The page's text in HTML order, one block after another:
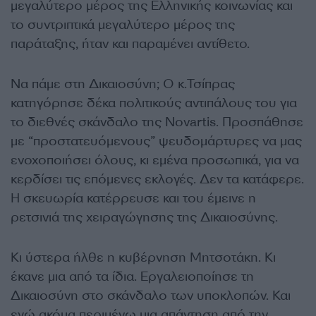
μεγαλύτερο μέρος της Ελληνικής κοινωνίας και
το συντριπτικά μεγαλύτερο μέρος της
παράταξης, ήταν και παραμένει αντίθετο.
Να πάμε στη Δικαιοσύνη; Ο κ.Τσίπρας
κατηγόρησε δέκα πολιτικούς αντιπάλους του για
το διεθνές σκάνδαλο της Novartis. Προσπάθησε
με “προστατευόμενους” ψευδομάρτυρες να μας
ενοχοποιήσει όλους, κι εμένα προσωπικά, για να
κερδίσει τις επόμενες εκλογές. Δεν τα κατάφερε.
Η σκευωρία κατέρρευσε και του έμεινε η
ρετσινιά της χειραγώγησης της Δικαιοσύνης.
Κι ύστερα ήλθε η κυβέρνηση Μητσοτάκη. Κι
έκανε μια από τα ίδια. Εργαλειοποίησε τη
Δικαιοσύνη στο σκάνδαλο των υποκλοπών. Και